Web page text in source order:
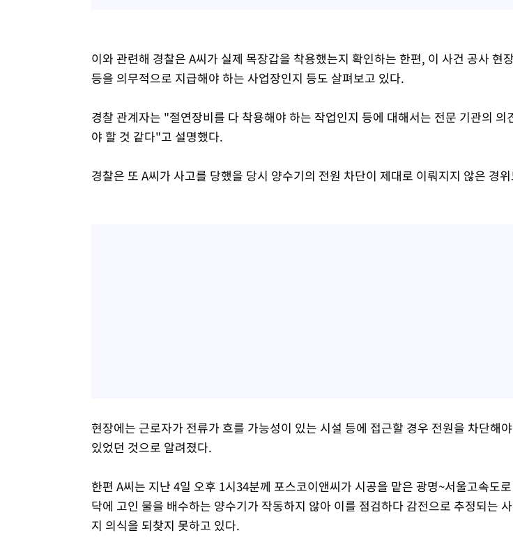
이와 관련해 경찰은 A씨가 실제 목장갑을 착용했는지 확인하는 한편, 이 사건 공사 현
등을 의무적으로 지급해야 하는 사업장인지 등도 살펴보고 있다.
경찰 관계자는 "절연장비를 다 착용해야 하는 작업인지 등에 대해서는 전문 기관의 의
야 할 것 같다"고 설명했다.
경찰은 또 A씨가 사고를 당했을 당시 양수기의 전원 차단이 제대로 이뤄지지 않은 경
현장에는 근로자가 전류가 흐를 가능성이 있는 시설 등에 접근할 경우 전원을 차단해
있었던 것으로 알려졌다.
한편 A씨는 지난 4일 오후 1시34분께 포스코이앤씨가 시공을 맡은 광명~서울고속도
닥에 고인 물을 배수하는 양수기가 작동하지 않아 이를 점검하다 감전으로 추정되는
지 의식을 되찾지 못하고 있다.